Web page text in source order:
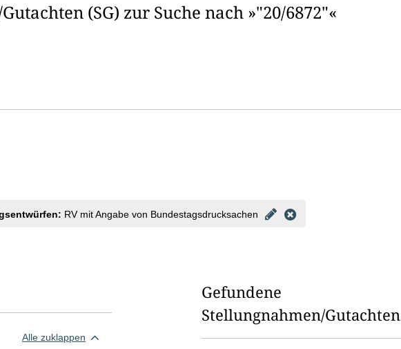
i
c
(SG) zur Suche nach »"20/6872"«
RV mit Angabe von Bundestagsdrucksachen
Alle zuklappen
Gefundene
Stellungnahmen/⁠Gutachten